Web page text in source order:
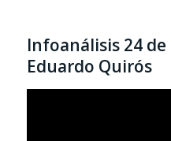
Infoanálisis 24
Eduardo Quirós